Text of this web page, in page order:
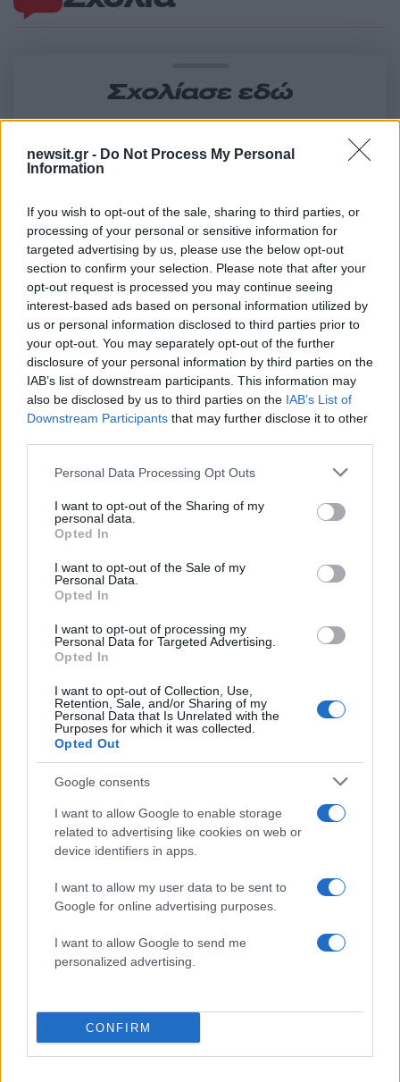
newsit.gr - Do Not Process My Personal
Information
If you wish to opt-out of the sale, sharing to third parties, or
processing of your personal or sensitive information for
targeted advertising by us, please use the below opt-out
section to confirm your selection. Please note that after your
opt-out request is processed you may continue seeing
interest-based ads based on personal information utilized by
us or personal information disclosed to third parties prior to
your opt-out. You may separately opt-out of the further
disclosure of your personal information by third parties on the
IAB’s list of downstream participants. This information may
also be disclosed by us to third parties on the IAB’s List of
Downstream Participants that may further disclose it to other
Please note that this website/app uses one or more Google
not limited to your visit or usage behaviour. You may click to
grant or deny consent to Google and its third-party tags to
use your data for below specified purposes in below Google
consent section.
Personal Data Processing Opt Outs
I want to opt-out of the Sharing of my
personal data.
Opted In
I want to opt-out of the Sale of my
Personal Data.
Opted In
I want to opt-out of processing my
Personal Data for Targeted Advertising.
Opted In
I want to opt-out of Collection, Use,
Retention, Sale, and/or Sharing of my
Personal Data that Is Unrelated with the
Purposes for which it was collected.
Opted Out
Google consents
I want to allow Google to enable storage
related to advertising like cookies on web or
device identifiers in apps.
I want to allow my user data to be sent to
Google for online advertising purposes.
I want to allow Google to send me
personalized advertising.
CONFIRM
Σχολίασε εδώ
50 /50
2000 /2000
Υποβολή σχολίου
Όροι Χρήσης. Το site προστατεύεται από reCAPTCHA, ισχύουν
Πολιτική Απορρήτου&Όροι Χρήσης της Google.
Lifestyle
ΜΑΡΙΝΕΛΛΑ
ΝΑΤΑΣΑ ΘΕΟΔΩΡΙΔΟΥ
ΣΑΚΗΣ ΡΟΥΒΑΣ
Ακολουθήστε το Νewsit.gr στο Google News
ενημερωθείτε πρώτοι για όλη την ειδησεογραφία και τα
τελευταία νέα
Πιο δημοφιλή
Τουρισμός για Όλους 2026: Σήμερα ανοίγει
η πλατφόρμα – Ποια ΑΦΜ προηγούνται
στις αιτήσεις
Κυψέλη: Ο περίεργος ηλικιωμένος και το
ταξίδι στην Αράχωβα – Όσα ισχυρίστηκε ο
26χρονος για τον θάνατο της Βρετανίδας
Μύκονος: Βίντεο με τους αστυνομικούς να
εντοπίζουν την τσάντα Hermès και το
Rolex όπου άρπαξε Έλληνας οδηγός από
Ουκρανό τουρίστα
Η φωτιά στη Δυτική Αττική, από την
κορυφή του Κιθαιρώνα – Το εντυπωσιακό
timelapse βίντεο
Μυστράς: «Φρούριο» το ξενοδοχείο που
έκρυβε τη σορό του 90χρονου ο γιος του –
«Είχαμε να τον δούμε πάνω από 3 χρόνια»
Πιο σχολιασμένα